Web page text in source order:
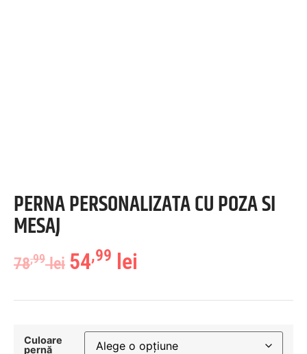
PERNA PERSONALIZATA CU POZA SI
MESAJ
78,99 lei 54,99 lei
Culoare
pernă